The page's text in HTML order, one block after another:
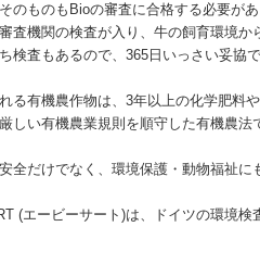
のものもBioの審査に合格する必要があ
査機関の検査が入り、牛の飼育環境か
検査もあるので、365日いっさい妥協で
る有機農作物は、3年以上の化学肥料
しい有機農業規則を順守した有機農法
全だけでなく、環境保護・動物福祉に
(エービーサート)は、ドイツの環境検